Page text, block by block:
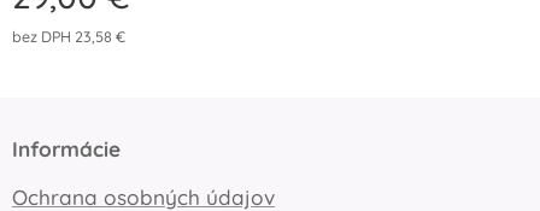
bez DPH 23,58 €
Informácie
Ochrana osobných údajov